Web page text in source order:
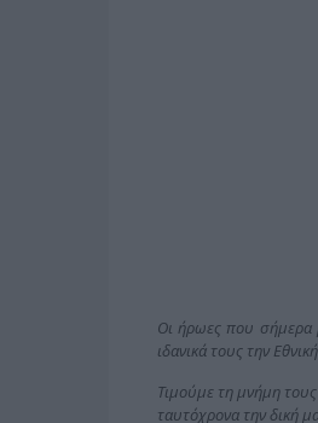
Οι ήρωες που σήμερα
ιδανικά τους την
Τιμούμε τη μνήμη
ταυτόχρονα την δική